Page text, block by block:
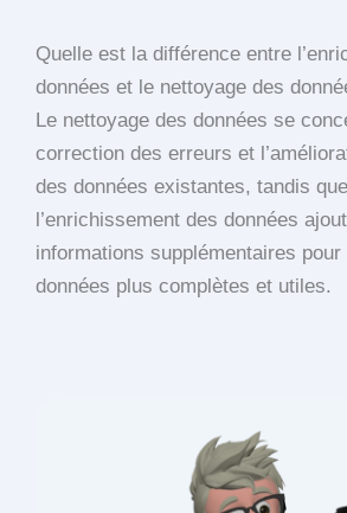
Quelle est la différence entre
données et le nettoyage des
Le nettoyage des données se
correction des erreurs et
des données existantes, tandis que
l’enrichissement des données
informations supplémentaires pour
données plus complètes et utiles.